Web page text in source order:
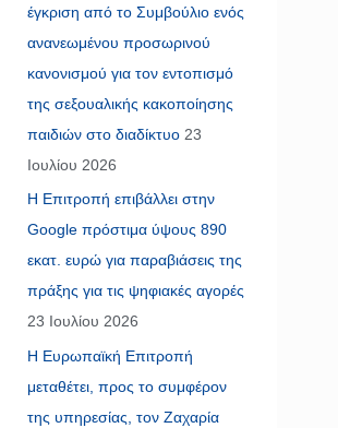
έγκριση από το Συμβούλιο ενός
ανανεωμένου προσωρινού
κανονισμού για τον εντοπισμό
της σεξουαλικής κακοποίησης
παιδιών στο διαδίκτυο 23
Ιουλίου 2026
Η Επιτροπή επιβάλλει στην
Google πρόστιμα ύψους 890
εκατ. ευρώ για παραβιάσεις της
πράξης για τις ψηφιακές αγορές
23 Ιουλίου 2026
Η Ευρωπαϊκή Επιτροπή
μεταθέτει, προς το συμφέρον
της υπηρεσίας, τον Ζαχαρία